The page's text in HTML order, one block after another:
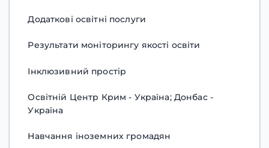
Додаткові освітні послуги
Результати моніторингу якості освіти
Інклюзивний простір
Освітній Центр Крим - Україна; Донбас -
Україна
Навчання іноземних громадян